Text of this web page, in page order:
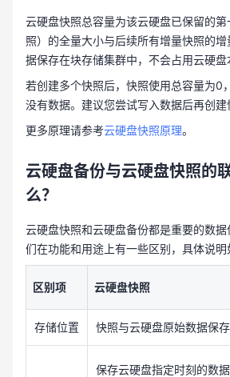
云硬盘快照总容量为该云硬盘已保留的
照）的全量大小与后续所有增量快照的
据保存在块存储集群中，不会占用云硬盘
若创建多个快照后，快照使用总容量为0
没有数据。建议您尝试写入数据后再创建
更多原理请参考云硬盘快照原理。
云硬盘备份与云硬盘快照的
么？
云硬盘快照和云硬盘备份都是重要的数
们在功能和用途上有一些区别，具体说明
区别项 云硬盘快照
存储位置 快照与云硬盘原始数据保
保存云硬盘指定时刻的数据